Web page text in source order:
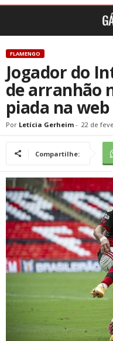
FLAMENGO
Jogador do
de arranhão
piada na web
Por Letícia Gerheim - 22 de
Compartilhe: